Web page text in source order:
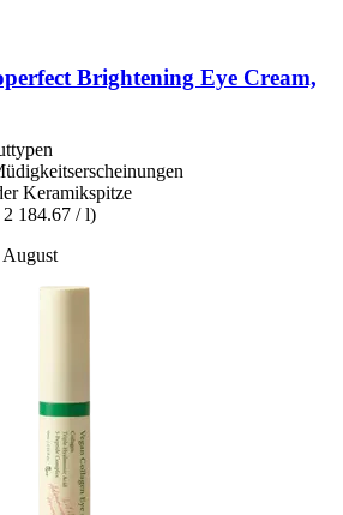
Brightening Eye Cream,
Keramikspitze
184.67 / l)